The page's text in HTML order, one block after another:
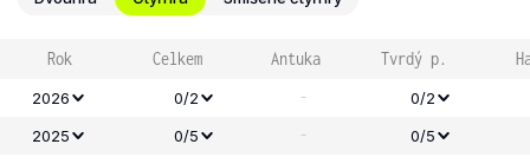
Rok Celkem Antuka Tvrdý p.
2026 0/2 -
0/2
2025
0/5 -
0/5